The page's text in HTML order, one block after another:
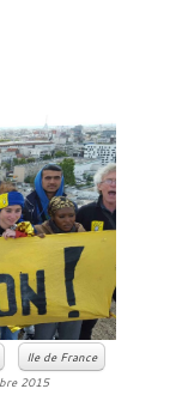
Ile de France
2015